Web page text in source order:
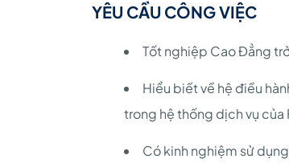
YÊU CẦU CÔNG VIỆC
Tốt nghiệp Cao Đẳng
Hiểu biết về hệ điều
trong hệ thống dịch vụ của
Có kinh nghiệm sử